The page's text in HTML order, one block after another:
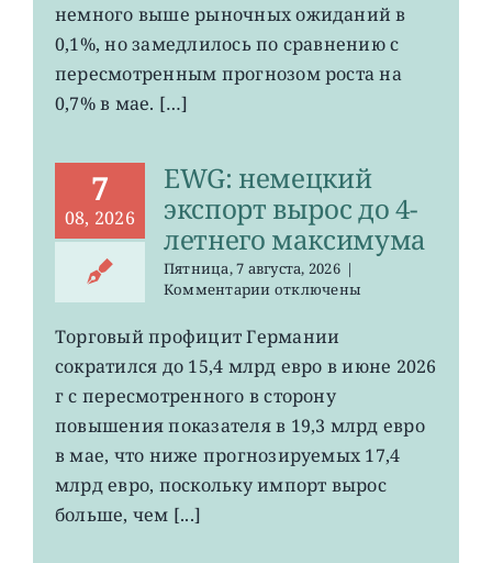
до
0,2%
немного выше рыночных ожиданий в
0,1%, но замедлилось по сравнению с
пересмотренным прогнозом роста на
0,7% в мае. […]
7
08, 2026
EWG: немецкий
экспорт вырос до 4-
летнего максимума
Пятница, 7 августа, 2026 |
Комментариик
EWG:
немецкий
экспорт
вырос
4-
летнего
отключены
Торговый профицит Германии
сократился до 15,4 млрд евро в июне 2026
г с пересмотренного в сторону
повышения показателя в 19,3 млрд евро
в мае, что ниже прогнозируемых 17,4
млрд евро, поскольку импорт вырос
больше, чем [...]